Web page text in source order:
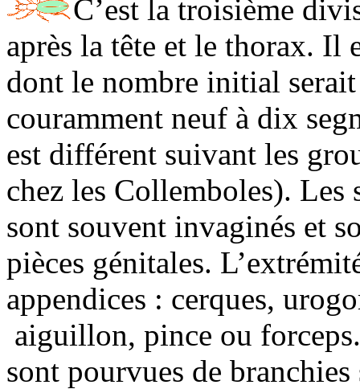
C’est la troisième
après la tête et le thorax. Il
dont le nombre initial
couramment neuf à dix
est différent suivant les
chez les Collemboles).
sont souvent invaginés et
pièces génitales.
appendices : cerques,
aiguillon, pince ou
sont pourvues de branchies